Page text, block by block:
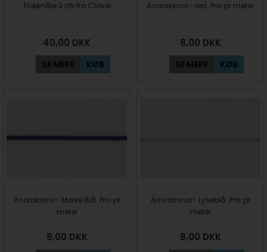
Træknåle 2 stk fra Clover
40,00 DKK
SE MERE KØB
Anoraksnor- rød. Pris pr meter
8,00 DKK
SE MERE KØB
Anoraksnor- Mørke Blå. Pris pr
meter
8,00 DKK
Anoraksnor- Lyseblå. Pris pr
meter
8,00 DKK